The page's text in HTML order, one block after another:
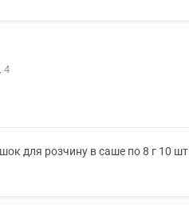
4
для розчину в саше по 8 г 10 шт